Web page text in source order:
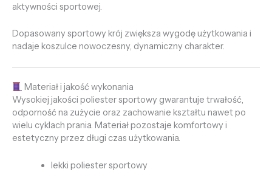
aktywności sportowej.
Dopasowany sportowy krój zwiększa wygodę użytkowania i
nadaje koszulce nowoczesny, dynamiczny charakter.
Materiał i jakość wykonania
Wysokiej jakości poliester sportowy gwarantuje trwałość,
odporność na zużycie oraz zachowanie kształtu nawet po
wielu cyklach prania. Materiał pozostaje komfortowy i
estetyczny przez długi czas użytkowania.
lekki poliester sportowy